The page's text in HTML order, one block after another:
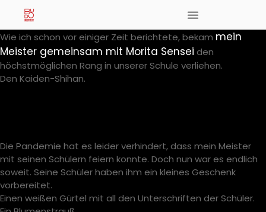
Wie ich schon vor einiger Zeit berichtete, bekam mein
Meister gemeinsam mit Morita Sensei den
höchstmöglichen Rang in unserer Schule verliehen.
Den Kaiden-Shihan.
Die Pandemie hat es leider verhindert, dass mein Meister
mit seinen Schülern feiern konnte. Doch nun war es endlich
soweit. Seine Schüler haben ihm ein kleines Geschenk
vorbereitet.
Einen weißen Gürtel mit all den Unterschriften der Schüler.